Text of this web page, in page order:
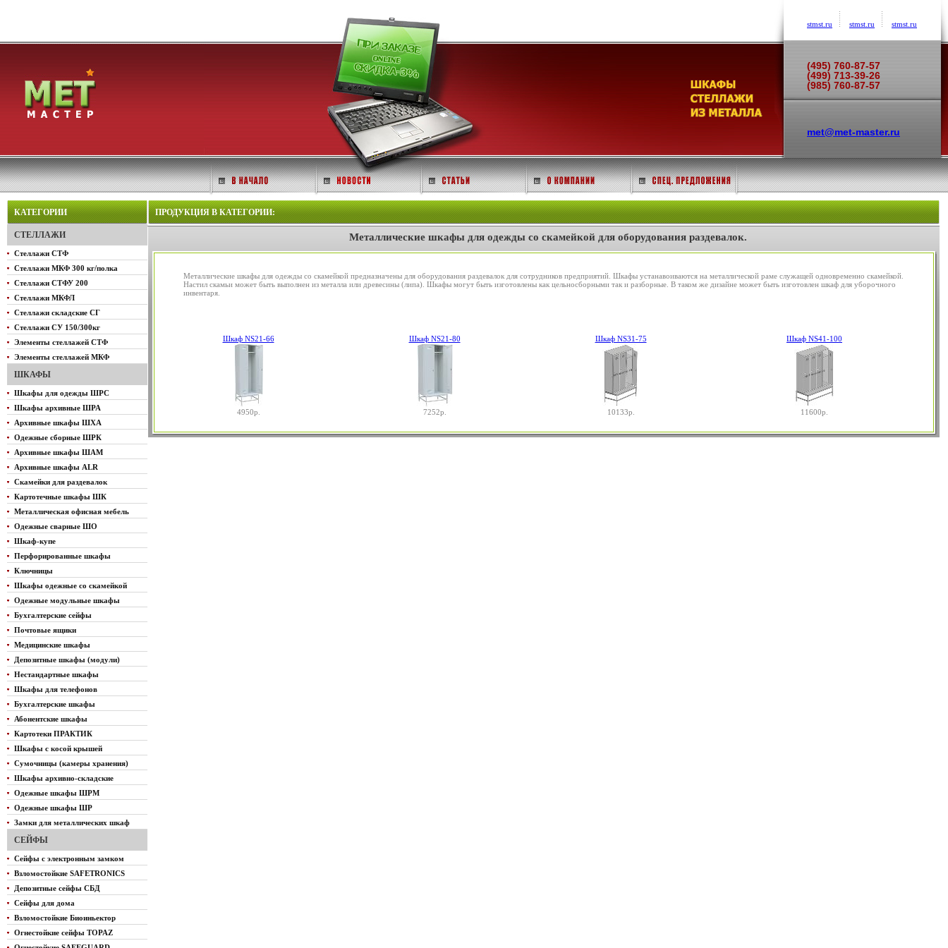
stmst.ru stmst.ru stmst.ru
(495) 760-87-57
(499) 713-39-26
(985) 760-87-57
met@met-master.ru
КАТЕГОРИИ
СТЕЛЛАЖИ
Стеллажи СТФ
Стеллажи МКФ 300 кг/полка
Стеллажи СТФУ 200
Стеллажи МКФЛ
Стеллажи складские СГ
Стеллажи СУ 150/300кг
Элементы стеллажей СТФ
Элементы стеллажей МКФ
ШКАФЫ
Шкафы для одежды ШРС
Шкафы архивные ШРА
Архивные шкафы ШХА
Одежные сборные ШРК
Архивные шкафы ШАМ
Архивные шкафы ALR
Скамейки для раздевалок
Картотечные шкафы ШК
Металлическая офисная мебель
Одежные сварные ШО
Шкаф-купе
Перфорированные шкафы
Ключницы
Шкафы одежные со скамейкой
Одежные модульные шкафы
Бухгалтерские сейфы
Почтовые ящики
Медицинские шкафы
Депозитные шкафы (модули)
Нестандартные шкафы
Шкафы для телефонов
Бухгалтерские шкафы
Абонентские шкафы
Картотеки ПРАКТИК
Шкафы с косой крышей
Сумочницы (камеры хранения)
Шкафы архивно-складские
Одежные шкафы ШРМ
Одежные шкафы ШР
Замки для металлических шкаф
СЕЙФЫ
Сейфы с электронным замком
Взломостойкие SAFETRONICS
Депозитные сейфы СБД
Сейфы для дома
Взломостойкие Биоиньектор
Огнестойкие сейфы TOPAZ
ПРОДУКЦИЯ В КАТЕГОРИИ:
Металлические шкафы для одежды со скамейкой для оборудования раздевалок.
Металлические шкафы для одежды со скамейкой предназначены для оборудования раздевалок для сотрудников предприятий. Шкафы устанавоиваются на металлической раме служащей одновременно скамейкой.
Настил скамьи может быть выполнен из металла или древесины (липа). Шкафы могут быть изготовлены как цельносборными так и разборные. В таком же дизайне может быть изготовлен шкаф для уборочного
инвентаря.
Шкаф NS21-66
4950р.
Шкаф NS21-80
7252р.
Шкаф NS31-75
10133р.
Шкаф NS41-100
11600р.